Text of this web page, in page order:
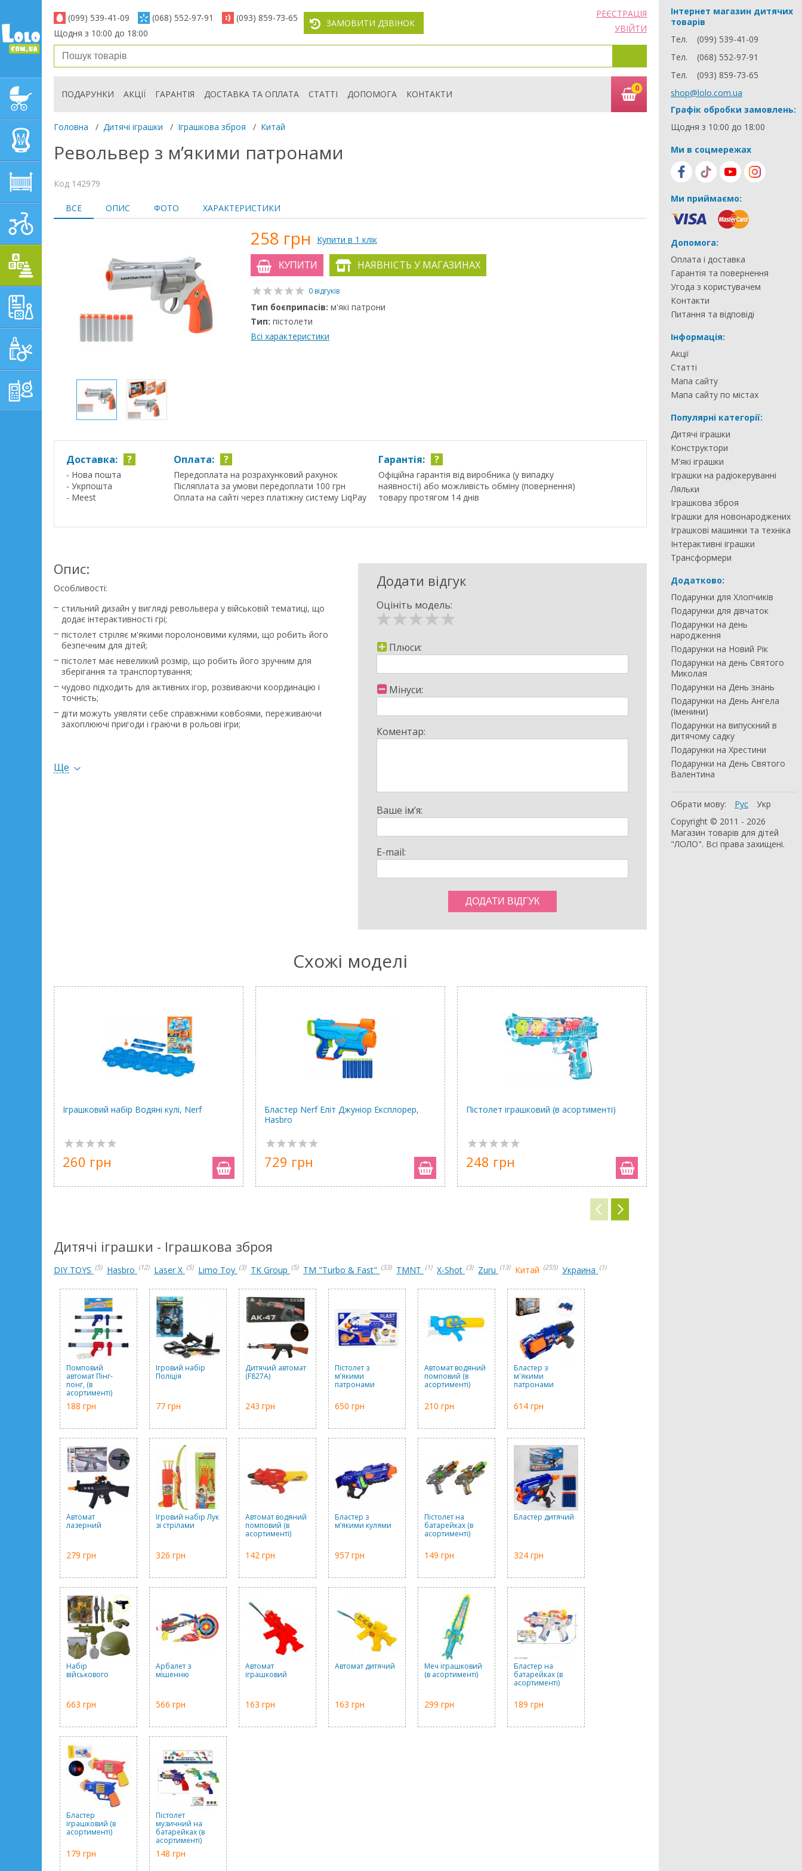
ДИТЯЧІ КОЛЯСКИ
ДИТЯЧІ МЕБЛІ
ДИТЯЧИЙ СПОРТ І
ДИТЯЧІ ІГРАШКИ
РОЗВИВАЮЧІ ТОВАРИ
ГІГІЄНА, ДОГЛЯД І
ТОВАРИ ДЛЯ БАТЬКІВ,
(099) 539-41-09 (068) 552-97-91
(093) 859-73-65
Щодня з 10:00 до 18:00
ЗАМОВИТИ ДЗВІНОК
РЕЄСТРАЦІЯ
УВІЙТИ
ПОДАРУНКИ АКЦІЇ ГАРАНТІЯ ДОСТАВКА ТА ОПЛАТА СТАТТІ ДОПОМОГА КОНТАКТИ
0
Головна / Дитячі іграшки / Іграшкова зброя / Китай
Револьвер з м’якими патронами
Код 142979
ВСЕ ОПИС ФОТО ХАРАКТЕРИСТИКИ
258 грн Купити в 1 клік
КУПИТИ НАЯВНІСТЬ У МАГАЗИНАХ
0 відгуків
Тип боєприпасів: м'які патрони
Тип: пістолети
Всі характеристики
Доставка: ?
- Нова пошта
- Укрпошта
- Meest
Оплата: ?
Передоплата на розрахунковий рахунок
Післяплата за умови передоплати 100 грн
Оплата на сайті через платіжну систему LiqPay
Гарантія: ?
Офіційна гарантія від виробника (у випадку
наявності) або можливість обміну (повернення)
товару протягом 14 днів
Опис:
Особливості:
стильний дизайн у вигляді револьвера у військовій тематиці, що
додає інтерактивності грі;
пістолет стріляє м'якими поролоновими кулями, що робить його
безпечним для дітей;
пістолет має невеликий розмір, що робить його зручним для
зберігання та транспортування;
чудово підходить для активних ігор, розвиваючи координацію і
точність;
діти можуть уявляти себе справжніми ковбоями, переживаючи
захоплюючі пригоди і граючи в рольові ігри;
задня сторона упаковки має мішень для тренувань, яку можна
вирізати та використовувати.
Ще
Додати відгук
Оцініть модель:
Плюси:
Мінуси:
Коментар:
Ваше ім’я:
E-mail:
Схожі моделі
Іграшковий набір Водяні кулі, Nerf
260 грн
Бластер Nerf Еліт Джуніор Експлорер,
Hasbro
729 грн
Пістолет іграшковий (в асортименті)
248 грн
Дитячі іграшки - Іграшкова зброя
DIY TOYS (5) Hasbro (12) Laser X (5) Limo Toy (3) TK Group (5) TM "Turbo & Fast" (33) TMNT (1) X-Shot (3) Zuru (13) Китай (255) Украина (1)
Помповий
автомат Пінг-
понг, (в
асортименті)
188 грн
Ігровий набір
Поліція
77 грн
Дитячий автомат
(F827A)
243 грн
Пістолет з
м’якими
патронами
650 грн
Автомат водяний
помповий (в
асортименті)
210 грн
Бластер з
м'якими
патронами
614 грн
Автомат
лазерний
279 грн
Ігровий набір Лук
зі стрілами
326 грн
Автомат водяний
помповий (в
асортименті)
142 грн
Бластер з
м’якими кулями
957 грн
Пістолет на
батарейках (в
асортименті)
149 грн
Бластер дитячий
324 грн
Набір
військового
663 грн
Арбалет з
мішенню
566 грн
Автомат
іграшковий
163 грн
Автомат дитячий
163 грн
Меч іграшковий
(в асортименті)
299 грн
Бластер на
батарейках (в
асортименті)
189 грн
Бластер
іграшковий (в
асортименті)
179 грн
Пістолет
музичний на
батарейках (в
асортименті)
148 грн
Інтернет магазин дитячих
товарів
Тел.
(099) 539-41-09
Тел.
(068) 552-97-91
Тел.
(093) 859-73-65
shop@lolo.com.ua
Графік обробки замовлень:
Щодня з 10:00 до 18:00
Ми в соцмережах
Ми приймаємо:
Допомога:
Оплата і доставка
Гарантія та повернення
Угода з користувачем
Контакти
Питання та відповіді
Інформація:
Акції
Статті
Мапа сайту
Мапа сайту по містах
Популярні категорії:
Дитячі іграшки
Конструктори
М'які іграшки
Іграшки на радіокеруванні
Ляльки
Іграшкова зброя
Іграшки для новонароджених
Іграшкові машинки та техніка
Інтерактивні іграшки
Трансформери
Додатково:
Подарунки для Хлопчиків
Подарунки для дівчаток
Подарунки на день
народження
Подарунки на Новий Рік
Подарунки на день Святого
Миколая
Подарунки на День знань
Подарунки на День Ангела
(Іменини)
Подарунки на випускний в
дитячому садку
Подарунки на Хрестини
Подарунки на День Святого
Валентина
Обрати мову: Рус
Укр
Copyright © 2011 - 2026
Магазин товарів для дітей
"ЛОЛО". Всі права захищені.